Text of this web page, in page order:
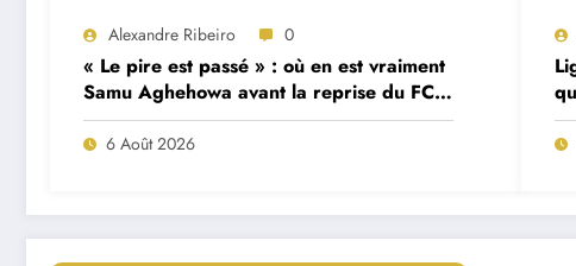
Alexandre Ribeiro 0
« Le pire est passé » : où en est vraiment
Samu Aghehowa avant la reprise du FC
Porto ?
6 Août 2026